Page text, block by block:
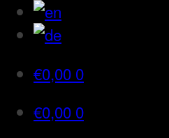
€0,00 0
€0,00 0